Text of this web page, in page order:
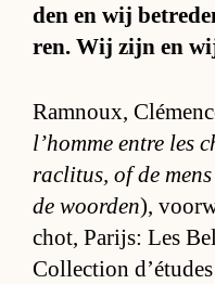
den en wij
ren. Wij zijn en
Ram­noux,
l’homme en­tre les
ra­cli­tus, of de
de woor­den),
chot, Pa­rijs: Les
Col­lec­tion